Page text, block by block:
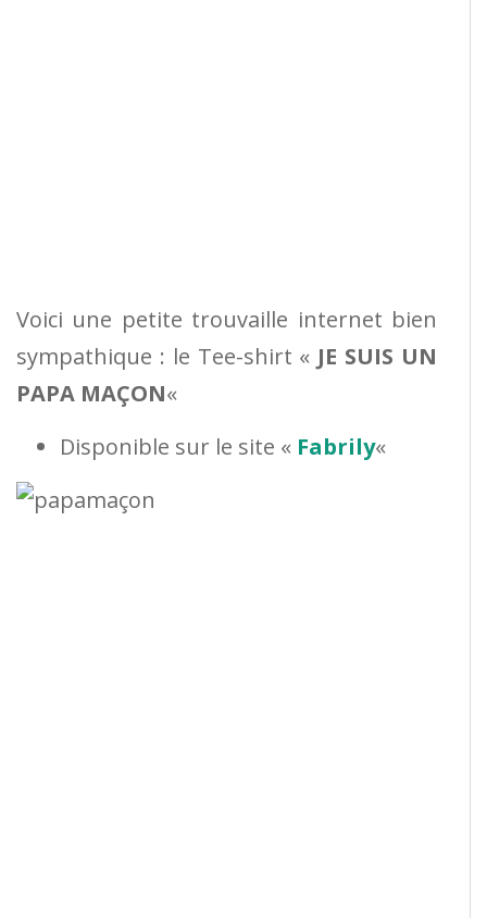
Voici une petite trouvaille internet bien
sympathique : le Tee-shirt « JE SUIS UN
PAPA MAÇON«
Disponible sur le site « Fabrily«